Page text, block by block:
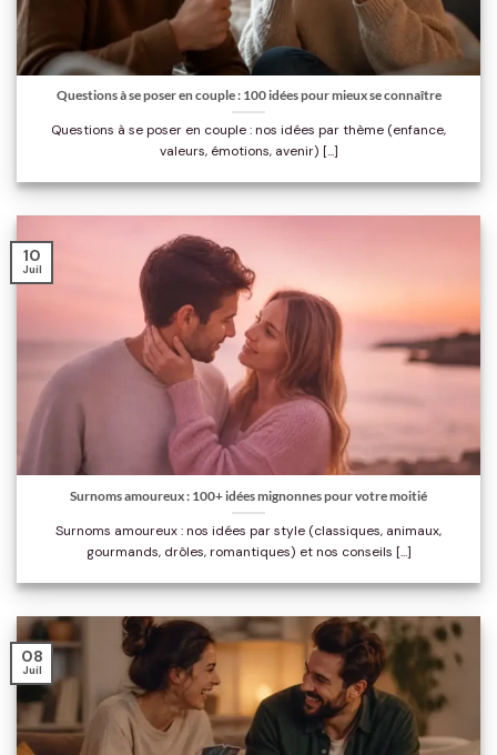
Questions à se poser en couple : 100 idées pour mieux se connaître
Questions à se poser en couple : nos idées par thème (enfance,
valeurs, émotions, avenir) [...]
Surnoms amoureux : 100+ idées mignonnes pour votre moitié
Surnoms amoureux : nos idées par style (classiques, animaux,
gourmands, drôles, romantiques) et nos conseils [...]
10
Juil
08
Juil